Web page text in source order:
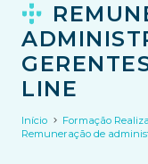
LINE
Início
Formação
Remuneração de